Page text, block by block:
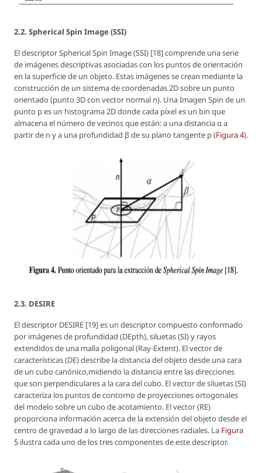
2.2. Spherical Spin Image (SSI)
El descriptor Spherical Spin Image (SSI) [18] comprende una serie
de imágenes descriptivas asociadas con los puntos de orientación
en la superficie de un objeto. Estas imágenes se crean mediante la
construcción de un sistema de coordenadas 2D sobre un punto
orientado (punto 3D con vector normal n). Una Imagen Spin de un
punto p es un histograma 2D donde cada píxel es un bin que
almacena el número de vecinos que están: a una distancia α a
partir de n y a una profundidad β de su plano tangente p (Figura 4).
2.3. DESIRE
El descriptor DESIRE [19] es un descriptor compuesto conformado
por imágenes de profundidad (DEpth), siluetas (SI) y rayos
extendidos de una malla poligonal (Ray-Extent). El vector de
características (DE) describe la distancia del objeto desde una cara
de un cubo canónico,midiendo la distancia entre las direcciones
que son perpendiculares a la cara del cubo. El vector de siluetas (SI)
caracteriza los puntos de contorno de proyecciones ortogonales
del modelo sobre un cubo de acotamiento. El vector (RE)
proporciona información acerca de la extensión del objeto desde el
centro de gravedad a lo largo de las direcciones radiales. La Figura
5 ilustra cada uno de los tres componentes de este descriptor.